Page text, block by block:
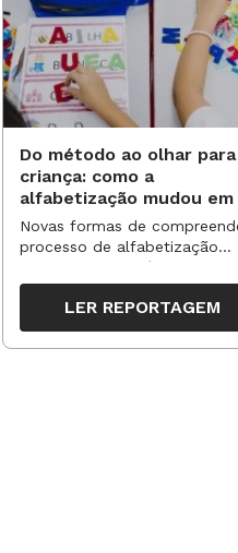
Do método ao olhar para
criança: como a
alfabetização mudou em
anos?
Novas formas de
processo de alfabetização
influenciaram políticas e
práticas, transformando o
da leitura e da escrita
LER REPORTAGEM